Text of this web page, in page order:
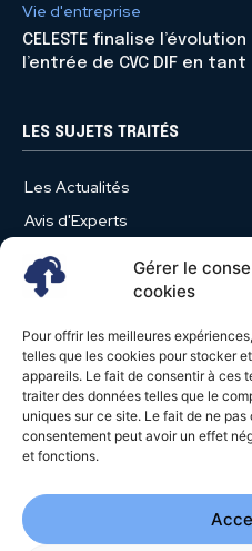
Gérer le
cookies
Pour offrir les meilleures
telles que les cookies pour stocker
appareils. Le fait de consentir à ces
traiter des données telles que le
uniques sur ce site. Le fait de ne
consentement peut avoir un effet
et fonctions.
Vie d'entreprise
CELESTE finalise
l’entrée de CVC DIF en
LES SUJETS TRAITÉS
Les Actualités
Avis d'Experts
Produits et Services
Vie d'entreprise
Nominations
Études
Évènements
Video News